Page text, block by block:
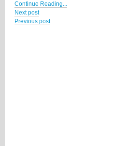
Continue Reading...
Next post
Previous post